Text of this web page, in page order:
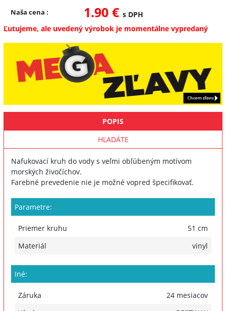
Naša cena : 1.90 € s DPH
Ľutujeme, ale uvedený výrobok je momentálne vypredaný
POPIS
HĽADÁTE
Nafukovací kruh do vody s veľmi obľúbeným motívom
morských živočíchov.
Farebné prevedenie nie je možné vopred špecifikovať.
Parametre:
Priemer kruhu
51 cm
Materiál
vinyl
Iné:
Záruka
24 mesiacov